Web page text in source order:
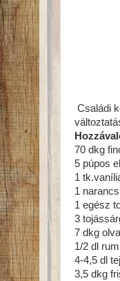
Családi
70 dkg
5 púpos
1
1
1 egész
3
7 dkg
1/2 dl rum
4-4,5 dl tej
3,5 dkg